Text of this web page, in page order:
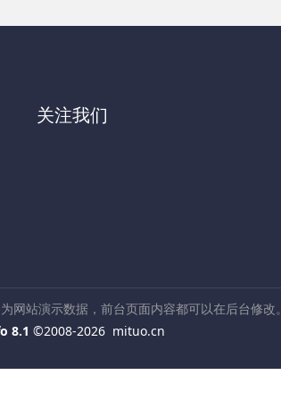
关注我们
网站演示数据，前台页面内容都可以在后台修改。
8.1 ©2008-2026 mituo.cn